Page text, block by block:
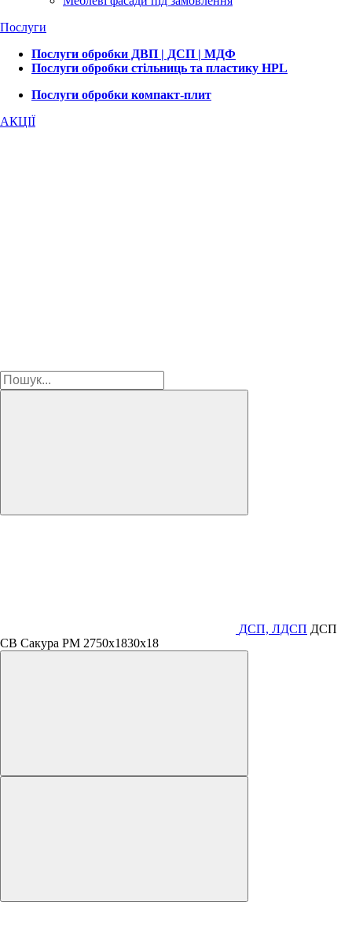
Послуги
Послуги обробки ДВП | ДСП | МДФ
Послуги обробки стільниць та пластику HPL
Послуги обробки компакт-плит
АКЦІЇ
ДСП, ЛДСП ДСП
СВ Сакура PM 2750х1830х18